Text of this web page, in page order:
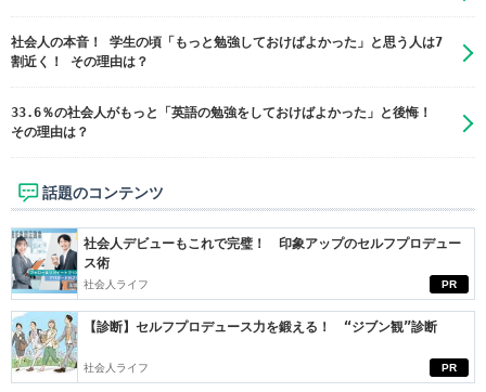
社会人の本音！ 学生の頃「もっと勉強しておけばよかった」と思う人は7
割近く！ その理由は？
33.6％の社会人がもっと「英語の勉強をしておけばよかった」と後悔！
その理由は？
話題のコンテンツ
PR
社会人デビューもこれで完璧！ 印象アップのセルフプロデュー
ス術
社会人ライフ
PR
【診断】セルフプロデュース力を鍛える！ “ジブン観”診断
社会人ライフ